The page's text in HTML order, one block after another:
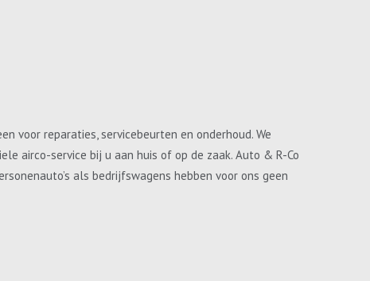
voor reparaties, servicebeurten en onderhoud. We
airco-service bij u aan huis of op de zaak. Auto & R-Co
als bedrijfswagens hebben voor ons geen